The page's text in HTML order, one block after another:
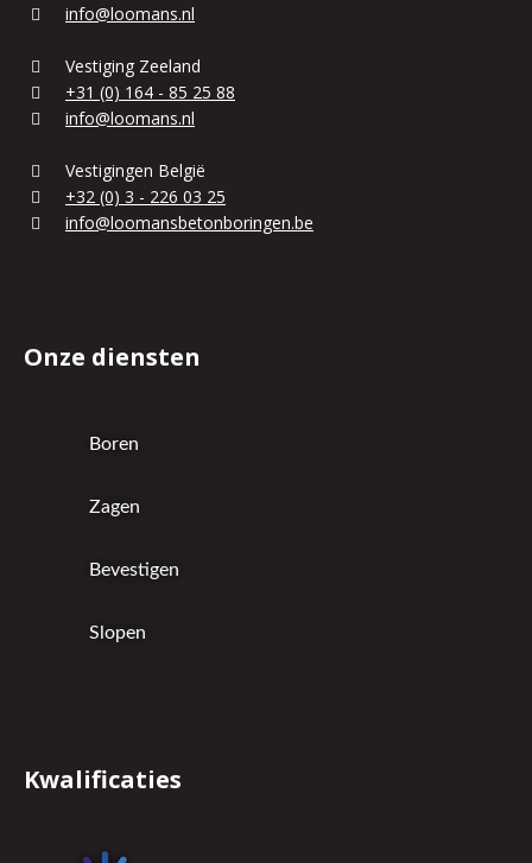
info@loomans.nl
Vestiging Zeeland
+31 (0) 164 - 85 25 88
info@loomans.nl
Vestigingen België
+32 (0) 3 - 226 03 25
info@loomansbetonboringen.be
Onze diensten
Boren
Zagen
Bevestigen
Slopen
Kwalificaties